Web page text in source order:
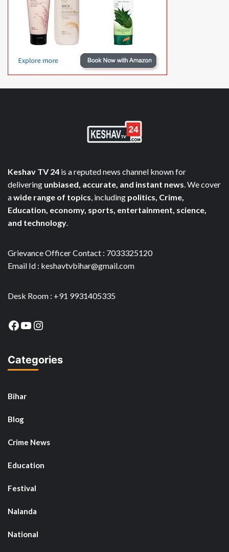
Keshav TV 24 is a reputed news channel known for
delivering unbiased, accurate, and instant news. We cover
awide range of topics, including politics, Crime,
Education, economy, sports, entertainment, science,
and technology.
Grievance Officer Contact : 7033325120
Email Id : keshavtvbihar@gmail.com
Desk Room : +91 9931405335
Facebook
YouTube
Instagram
Categories
Bihar
Blog
Crime News
Education
Festival
Nalanda
National